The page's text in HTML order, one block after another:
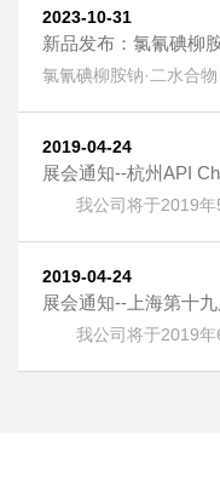
2023-10-31
新品发布：氯氰碘柳
dihydrate [61438-64-
氯氰碘柳胺钠·二水合
sodium dihydrate
兽药，用作抗寄生虫药
HPLC：≥99.5%，单一
度：＜GY4； 水分：
2019-04-24
展会通知--杭州API
间体／包材／设备交
我公司将于2019年5
世纪城奔竞大道353号，展位号
户朋友光临本公司展位！
2019-04-24
展会通知--上海第十
我公司将于2019年6
展，地址：上海新国际